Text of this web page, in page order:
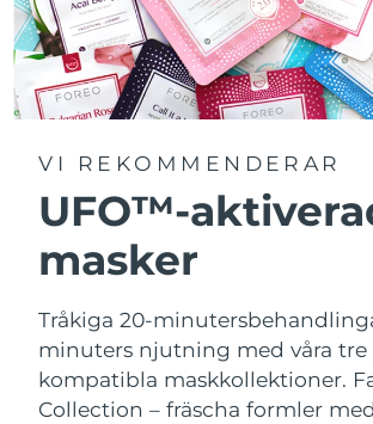
VI REKOMMENDERAR
UFO™-
masker
Tråkiga 20-
minuters njutning med våra
kompatibla maskkollektioner.
Collection – fräscha formler